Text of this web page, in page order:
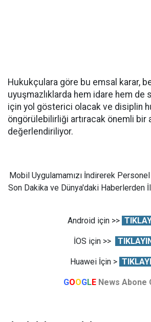
Hukukçulara göre bu emsal karar,
uyuşmazlıklarda hem idare hem de
için yol gösterici olacak ve disiplin
öngörülebilirliği artıracak önemli bir
değerlendiriliyor.
Mobil Uygulamamızı İndirerek Personel
Son Dakika ve Dünya'daki Haberlerden
Android için >>
İOS için >>
Huawei İçin >
GOOGLE News Abone